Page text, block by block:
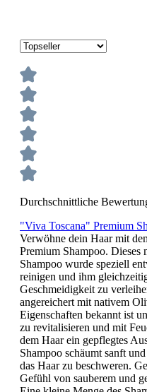
Durchschnittliche
"Viva Toscana" Premium
Verwöhne dein Haar mit
Premium Shampoo.
Shampoo wurde speziell
reinigen und ihm
Geschmeidigkeit zu
angereichert mit nativem
Eigenschaften bekannt ist
zu revitalisieren und mit
dem Haar ein gepflegtes
Shampoo schäumt sanft
das Haar zu beschweren.
Gefühl von sauberem und